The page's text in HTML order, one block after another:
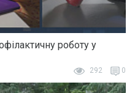
роботу у
292 0